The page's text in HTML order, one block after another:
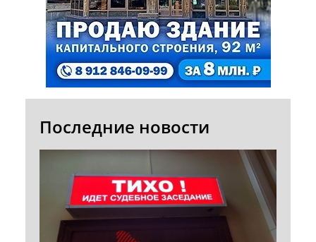
Последние новости